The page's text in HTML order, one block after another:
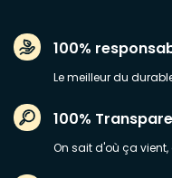
100%
Le meilleur du
100%
On sait d'où ça